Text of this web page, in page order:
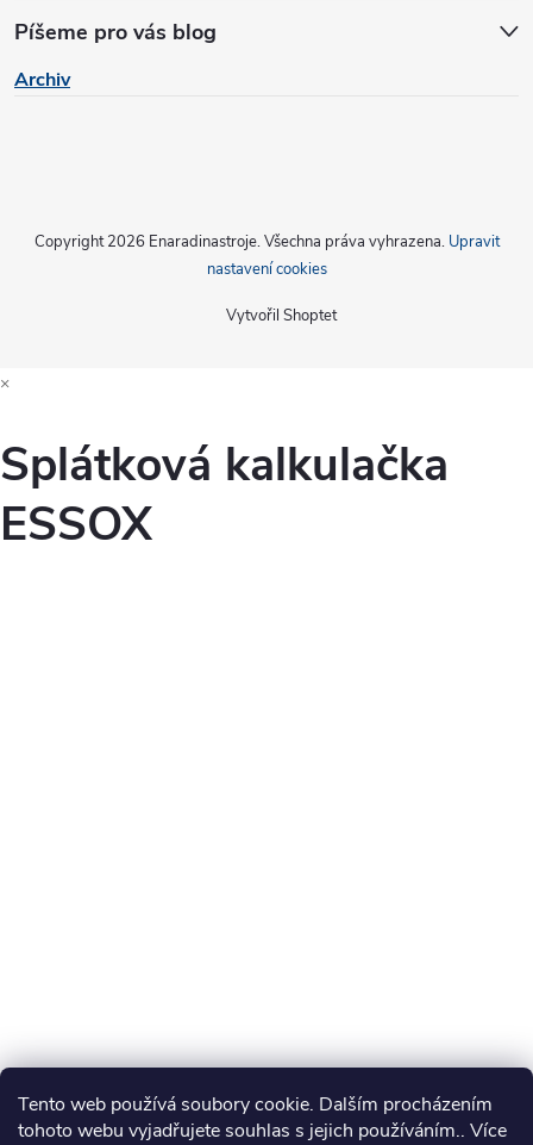
Tento web používá soubory cookie. Dalším procházením
tohoto webu vyjadřujete souhlas s jejich používáním.. Více
Píšeme pro vás blog
Archiv
Vytvořil Shoptet
Copyright 2026 Enaradinastroje. Všechna práva vyhrazena. Upravit
nastavení cookies
×
Splátková kalkulačka
ESSOX